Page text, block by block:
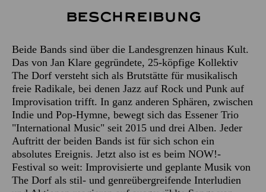
Beschreibung
Beide Bands sind über die Landesgrenzen hinaus Kult.
Das von Jan Klare gegründete, 25-köpfige Kollektiv
The Dorf versteht sich als Brutstätte für musikalisch
freie Radikale, bei denen Jazz auf Rock und Punk auf
Improvisation trifft. In ganz anderen Sphären, zwischen
Indie und Pop-Hymne, bewegt sich das Essener Trio
"International Music" seit 2015 und drei Alben. Jeder
Auftritt der beiden Bands ist für sich schon ein
absolutes Ereignis. Jetzt also ist es beim NOW!-
Festival so weit: Improvisierte und geplante Musik von
The Dorf als stil- und genreübergreifende Interludien